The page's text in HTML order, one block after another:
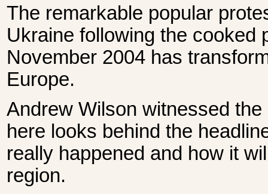
The remarkable popular
Ukraine following the cooked
November 2004 has
Europe.
Andrew Wilson witnessed
here looks behind the
really happened and how it
region.